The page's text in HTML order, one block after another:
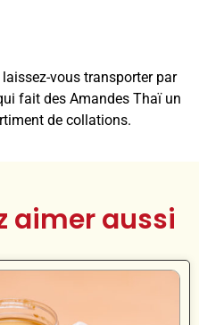
laissez-vous transporter par
fait des Amandes Thaï un
de collations.
aimer aussi